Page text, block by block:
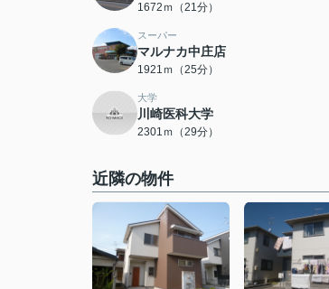
1672ｍ（21分）
スーパー
マルナカ中庄店
1921ｍ（25分）
大学
川崎医科大学
2301ｍ（29分）
近隣の物件